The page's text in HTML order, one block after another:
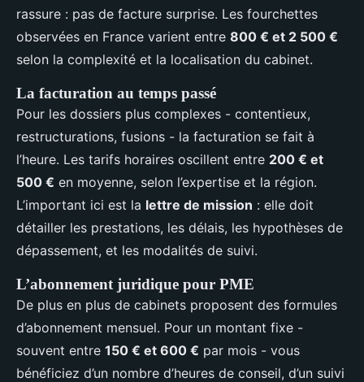
rassure : pas de facture surprise. Les fourchettes
observées en France varient entre 800 € et 2 500 €
selon la complexité et la localisation du cabinet.
La facturation au temps passé
Pour les dossiers plus complexes - contentieux,
restructurations, fusions - la facturation se fait à
l’heure. Les tarifs horaires oscillent entre 200 € et
500 € en moyenne, selon l’expertise et la région.
L’important ici est la lettre de mission : elle doit
détailler les prestations, les délais, les hypothèses de
dépassement, et les modalités de suivi.
L’abonnement juridique pour PME
De plus en plus de cabinets proposent des formules
d’abonnement mensuel. Pour un montant fixe -
souvent entre 150 € et 600 € par mois - vous
bénéficiez d’un nombre d’heures de conseil, d’un suivi